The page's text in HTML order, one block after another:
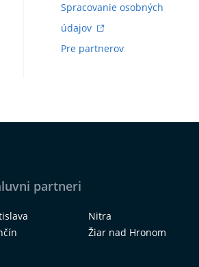
Spracovanie osobných
údajov
Pre partnerov
partneri
Nitra
Žiar nad Hronom